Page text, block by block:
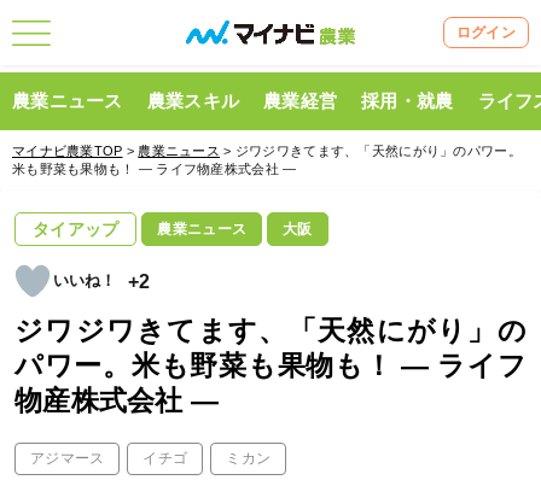
ログイン
農業ニュース 農業スキル 農業経営 採用・就農 ライフ
マイナビ農業TOP > 農業ニュース > ジワジワきてます、「天然にがり」のパワー。
米も野菜も果物も！ ― ライフ物産株式会社 ―
タイアップ 農業ニュース 大阪
+2
ジワジワきてます、「天然にがり」の
パワー。米も野菜も果物も！ ― ライフ
物産株式会社 ―
アジマース イチゴ ミカン